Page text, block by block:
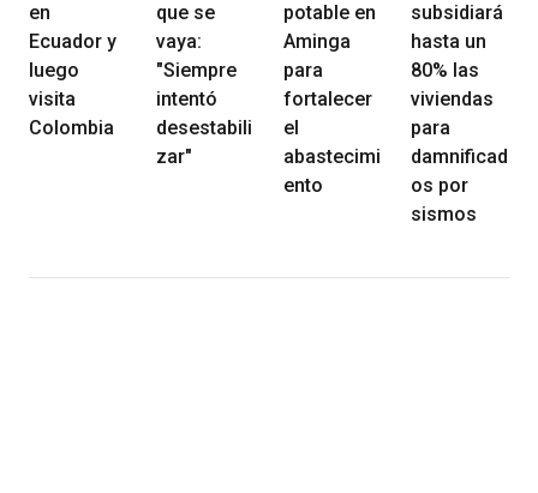
en
Ecuador y
luego
visita
Colombia
que se
vaya:
"Siempre
intentó
desestabili
zar"
potable en
Aminga
para
fortalecer
el
abastecimi
ento
subsidiará
hasta un
80% las
viviendas
para
damnificad
os por
sismos